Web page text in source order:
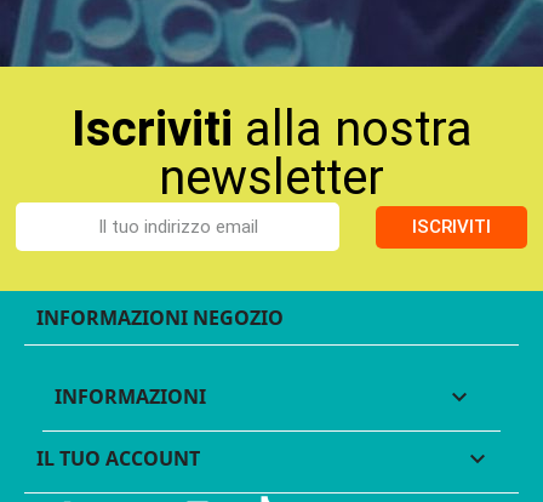
Iscriviti alla nostra
newsletter
ISCRIVITI
INFORMAZIONI NEGOZIO
INFORMAZIONI 
IL TUO ACCOUNT 